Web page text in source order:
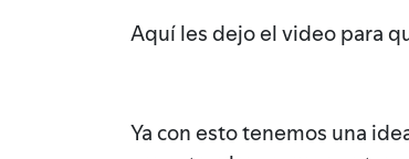
Aquí les dejo el video para
Ya con esto tenemos una